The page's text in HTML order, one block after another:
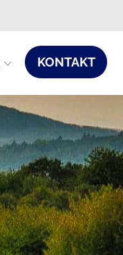
KONTAKT